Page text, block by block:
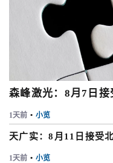
森峰激光：8月7日
1天前 • 小览
天广实：8月11日接受
1天前 • 小览